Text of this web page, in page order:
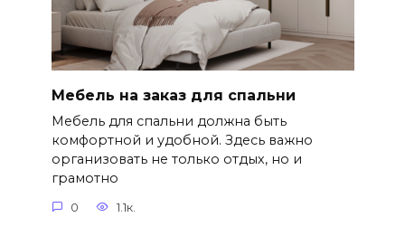
Мебель на заказ для спальни
Мебель для спальни должна быть
комфортной и удобной. Здесь важно
организовать не только отдых, но и
грамотно
0 1.1к.